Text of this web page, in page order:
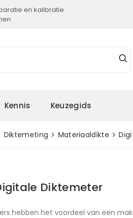
en kalibratie
Kennis Keuzegids
Diktemeting Materiaaldikte
Diktemeter
hebben het voordeel van een